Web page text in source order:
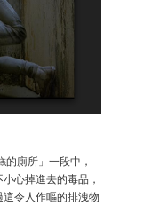
廁所」一段中，
心掉進去的毒品，
令人作嘔的排洩物